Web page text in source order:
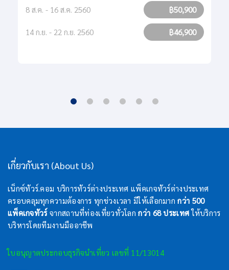
8 ส.ค. - 16 ส.ค. 2560 ฿50,900
14 ก.ย. - 22 ก.ย. 2560 ฿46,900
เกี่ยวกับเรา (About Us)
เน็กซ์ทัวร์.คอม บริการทัวร์ต่างประเทศ แพ็คเกจทัวร์ต่างประเทศ
ครอบคลุมทุกความต้องการ ทุกช่วงเวลา มีให้เลือกมากกว่า 500
แพ็คเกจทัวร์จากสถานที่ท่องเที่ยวทั่วโลกกว่า 68 ประเทศให้บริการ
บริหารโดยทีมงานมืออาชีพ
ใบอนุญาตประกอบธุรกิจนำเที่ยว เลขที่ 11/13014